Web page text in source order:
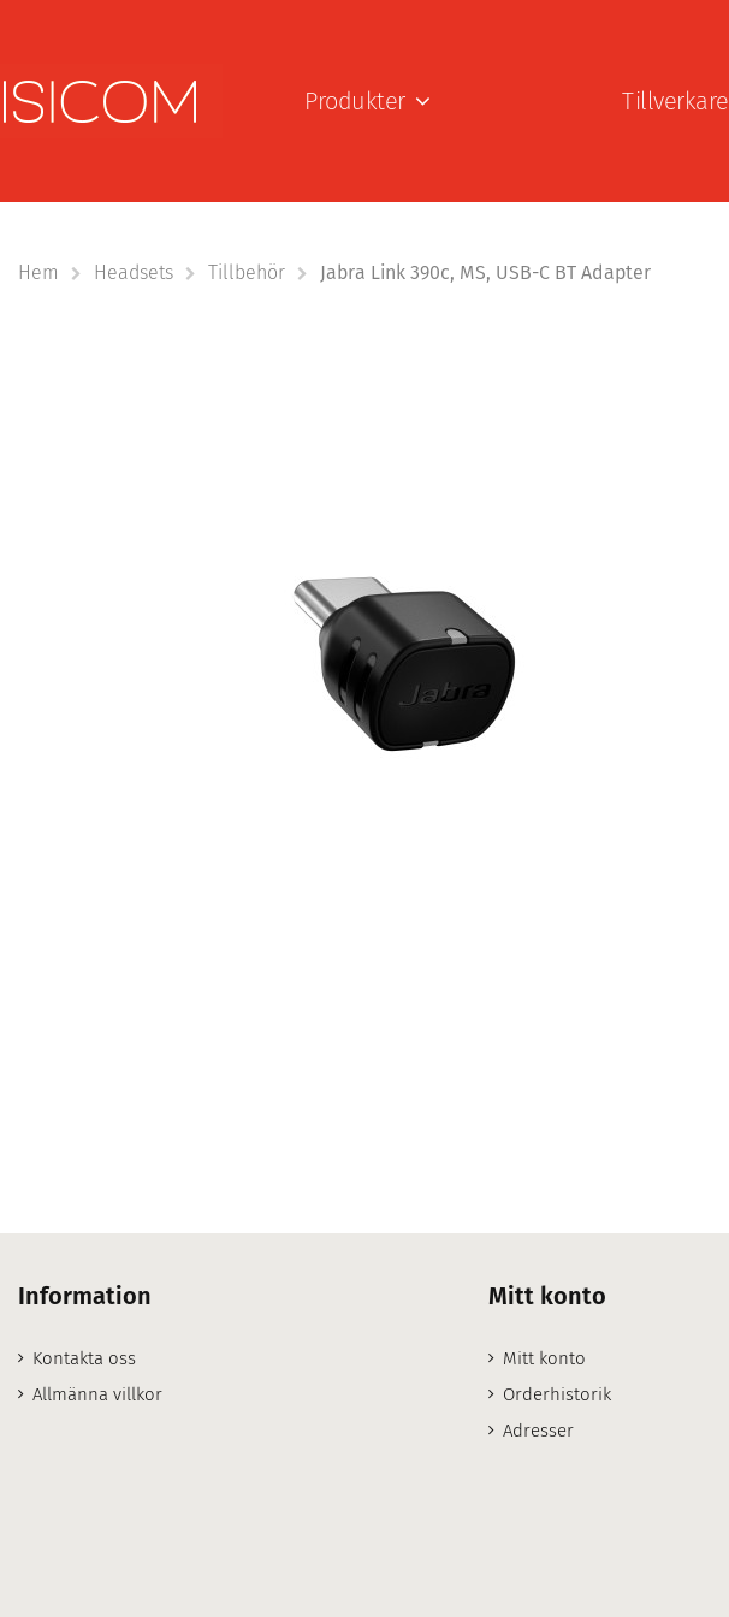
Produkter Tillverkare
Hem Headsets Tillbehör Jabra Link 390c, MS, USB-C BT Adapter
Information
Kontakta oss
Allmänna villkor
Mitt konto
Mitt konto
Orderhistorik
Adresser